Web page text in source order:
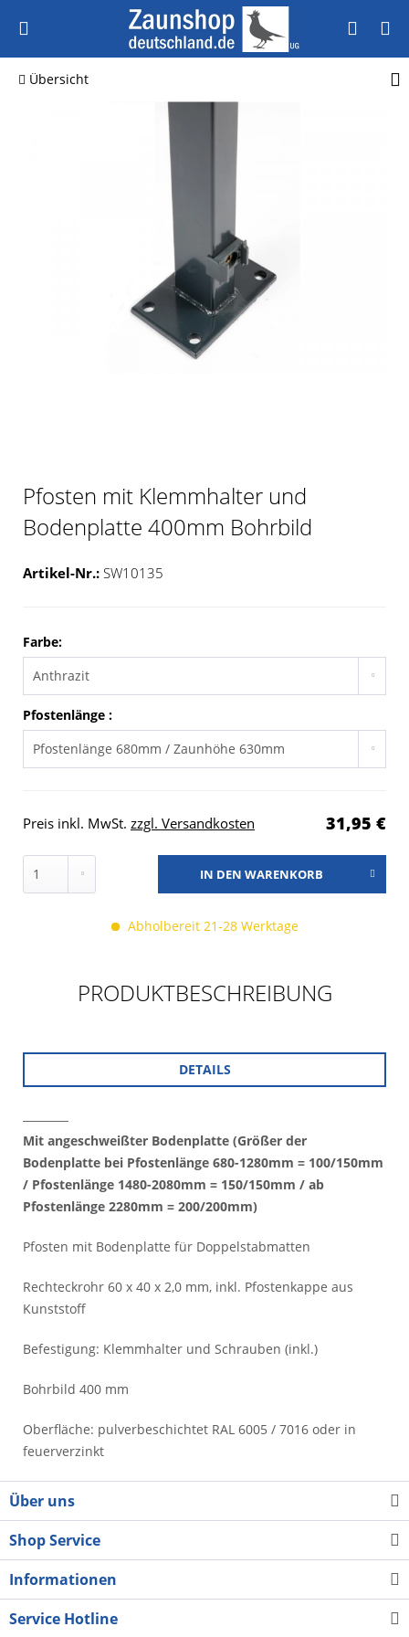
Übersicht
Pfosten mit Klemmhalter und
Bodenplatte 400mm Bohrbild
Artikel-Nr.: SW10135
Farbe:
Pfostenlänge :
Preis inkl. MwSt. zzgl. Versandkosten 31,95 €
IN DEN WARENKORB
Abholbereit 21-28 Werktage
PRODUKTBESCHREIBUNG
DETAILS
Mit angeschweißter Bodenplatte (Größer der
Bodenplatte bei Pfostenlänge 680-1280mm = 100/150mm
/ Pfostenlänge 1480-2080mm = 150/150mm / ab
Pfostenlänge 2280mm = 200/200mm)
Pfosten mit Bodenplatte für Doppelstabmatten
Rechteckrohr 60 x 40 x 2,0 mm, inkl. Pfostenkappe aus
Kunststoff
Befestigung: Klemmhalter und Schrauben (inkl.)
Bohrbild 400 mm
Oberfläche: pulverbeschichtet RAL 6005 / 7016 oder in
feuerverzinkt
Über uns
Shop Service
Informationen
Service Hotline